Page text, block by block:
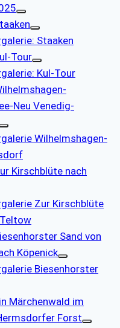
Staaken
Tour
Kul-Tour
Neu Venedig-
Wilhelmshagen-
Kirschblüte nach
Zur Kirschblüte
Sand von
Köpenick
Biesenhorster
Märchenwald im
Forst